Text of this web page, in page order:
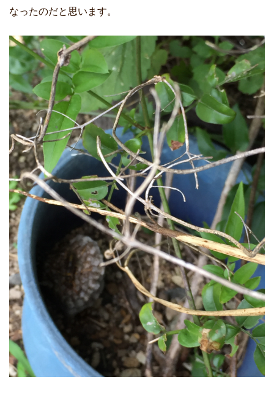
なったのだと思います。